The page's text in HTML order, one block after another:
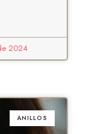
2024
ANILLOS